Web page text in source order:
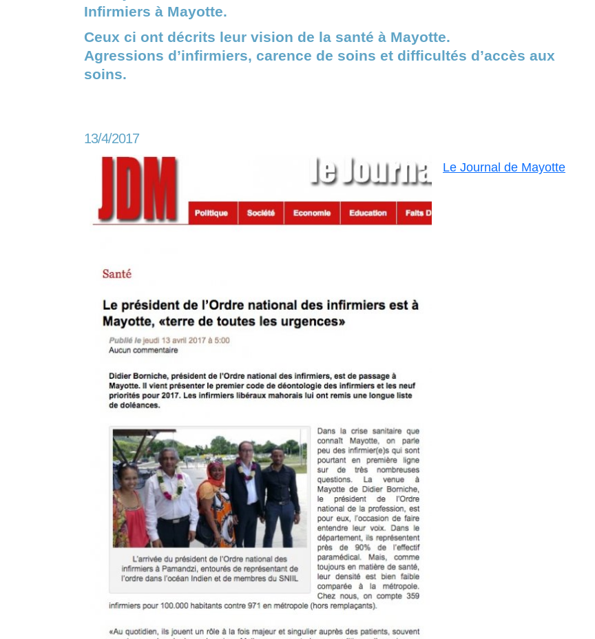
Infirmiers à Mayotte.
Ceux ci ont décrits leur vision de la santé à Mayotte.
Agressions d’infirmiers, carence de soins et difficultés d’accès aux
soins.
13/4/2017
Le Journal de Mayotte